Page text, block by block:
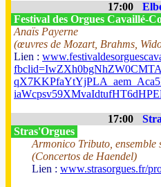
17:00
Festival des Orgues Cavaillé-
Anaïs Payerne
(œuvres de Mozart, Brahms,
Lien :
17:00
Stras'Orgues
Armonico Tributo, ensemble
(Concertos de Haendel)
Lien : www.strasorgues.fr/